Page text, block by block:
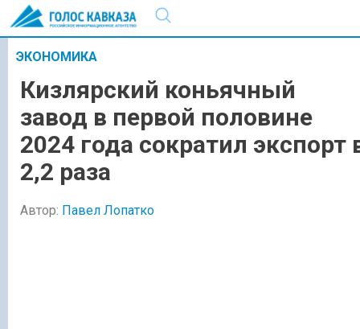
ЭКОНОМИКА
Кизлярский коньячный
завод в первой половине
2024 года сократил экспорт
2,2 раза
Автор: Павел Лопатко